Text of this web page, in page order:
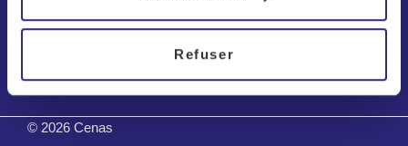
Refuser
© 2026 Cenas